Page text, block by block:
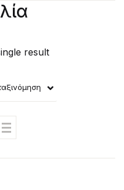
result